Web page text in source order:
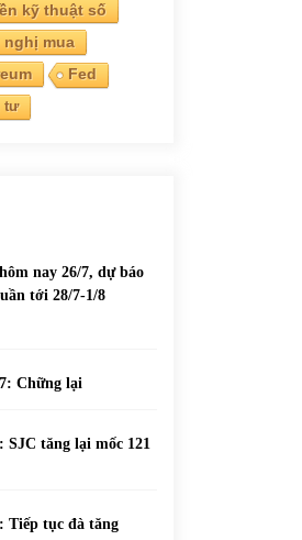
nhất tháng 9/2021
kỹ thuật số
nghị mua
Fed
tư
nay 26/7, dự báo
tới 28/7-1/8
Chững lại
SJC tăng lại mốc 121
Tiếp tục đà tăng